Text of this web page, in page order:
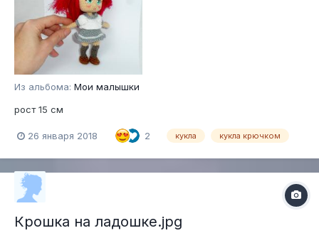
Из альбома: Мои малышки
рост 15 см
26 января 2018 2 кукла кукла крючком
Крошка на ладошке.jpg